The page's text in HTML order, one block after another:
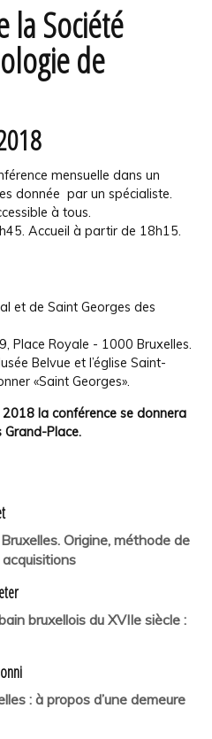
la Société
de
mensuelle dans un
donnée par un spécialiste.
à tous.
Accueil à partir de 18h15.
et de Saint Georges des
Place Royale - 1000 Bruxelles.
Belvue et l’église Saint-
«Saint Georges».
la conférence se donnera
Grand-Place.
Origine, méthode de
bruxellois du XVIIe siècle :
: à propos d’une demeure